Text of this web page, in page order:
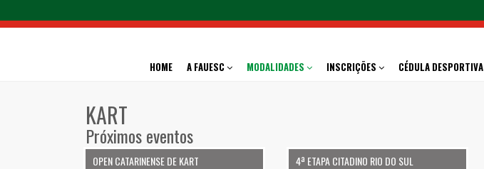
HOME A FAUESC MODALIDADES INSCRIÇÕES CÉDULA DESPORTIVA
KART
Próximos eventos
OPEN CATARINENSE DE KART 4ª ETAPA CITADINO RIO DO SUL